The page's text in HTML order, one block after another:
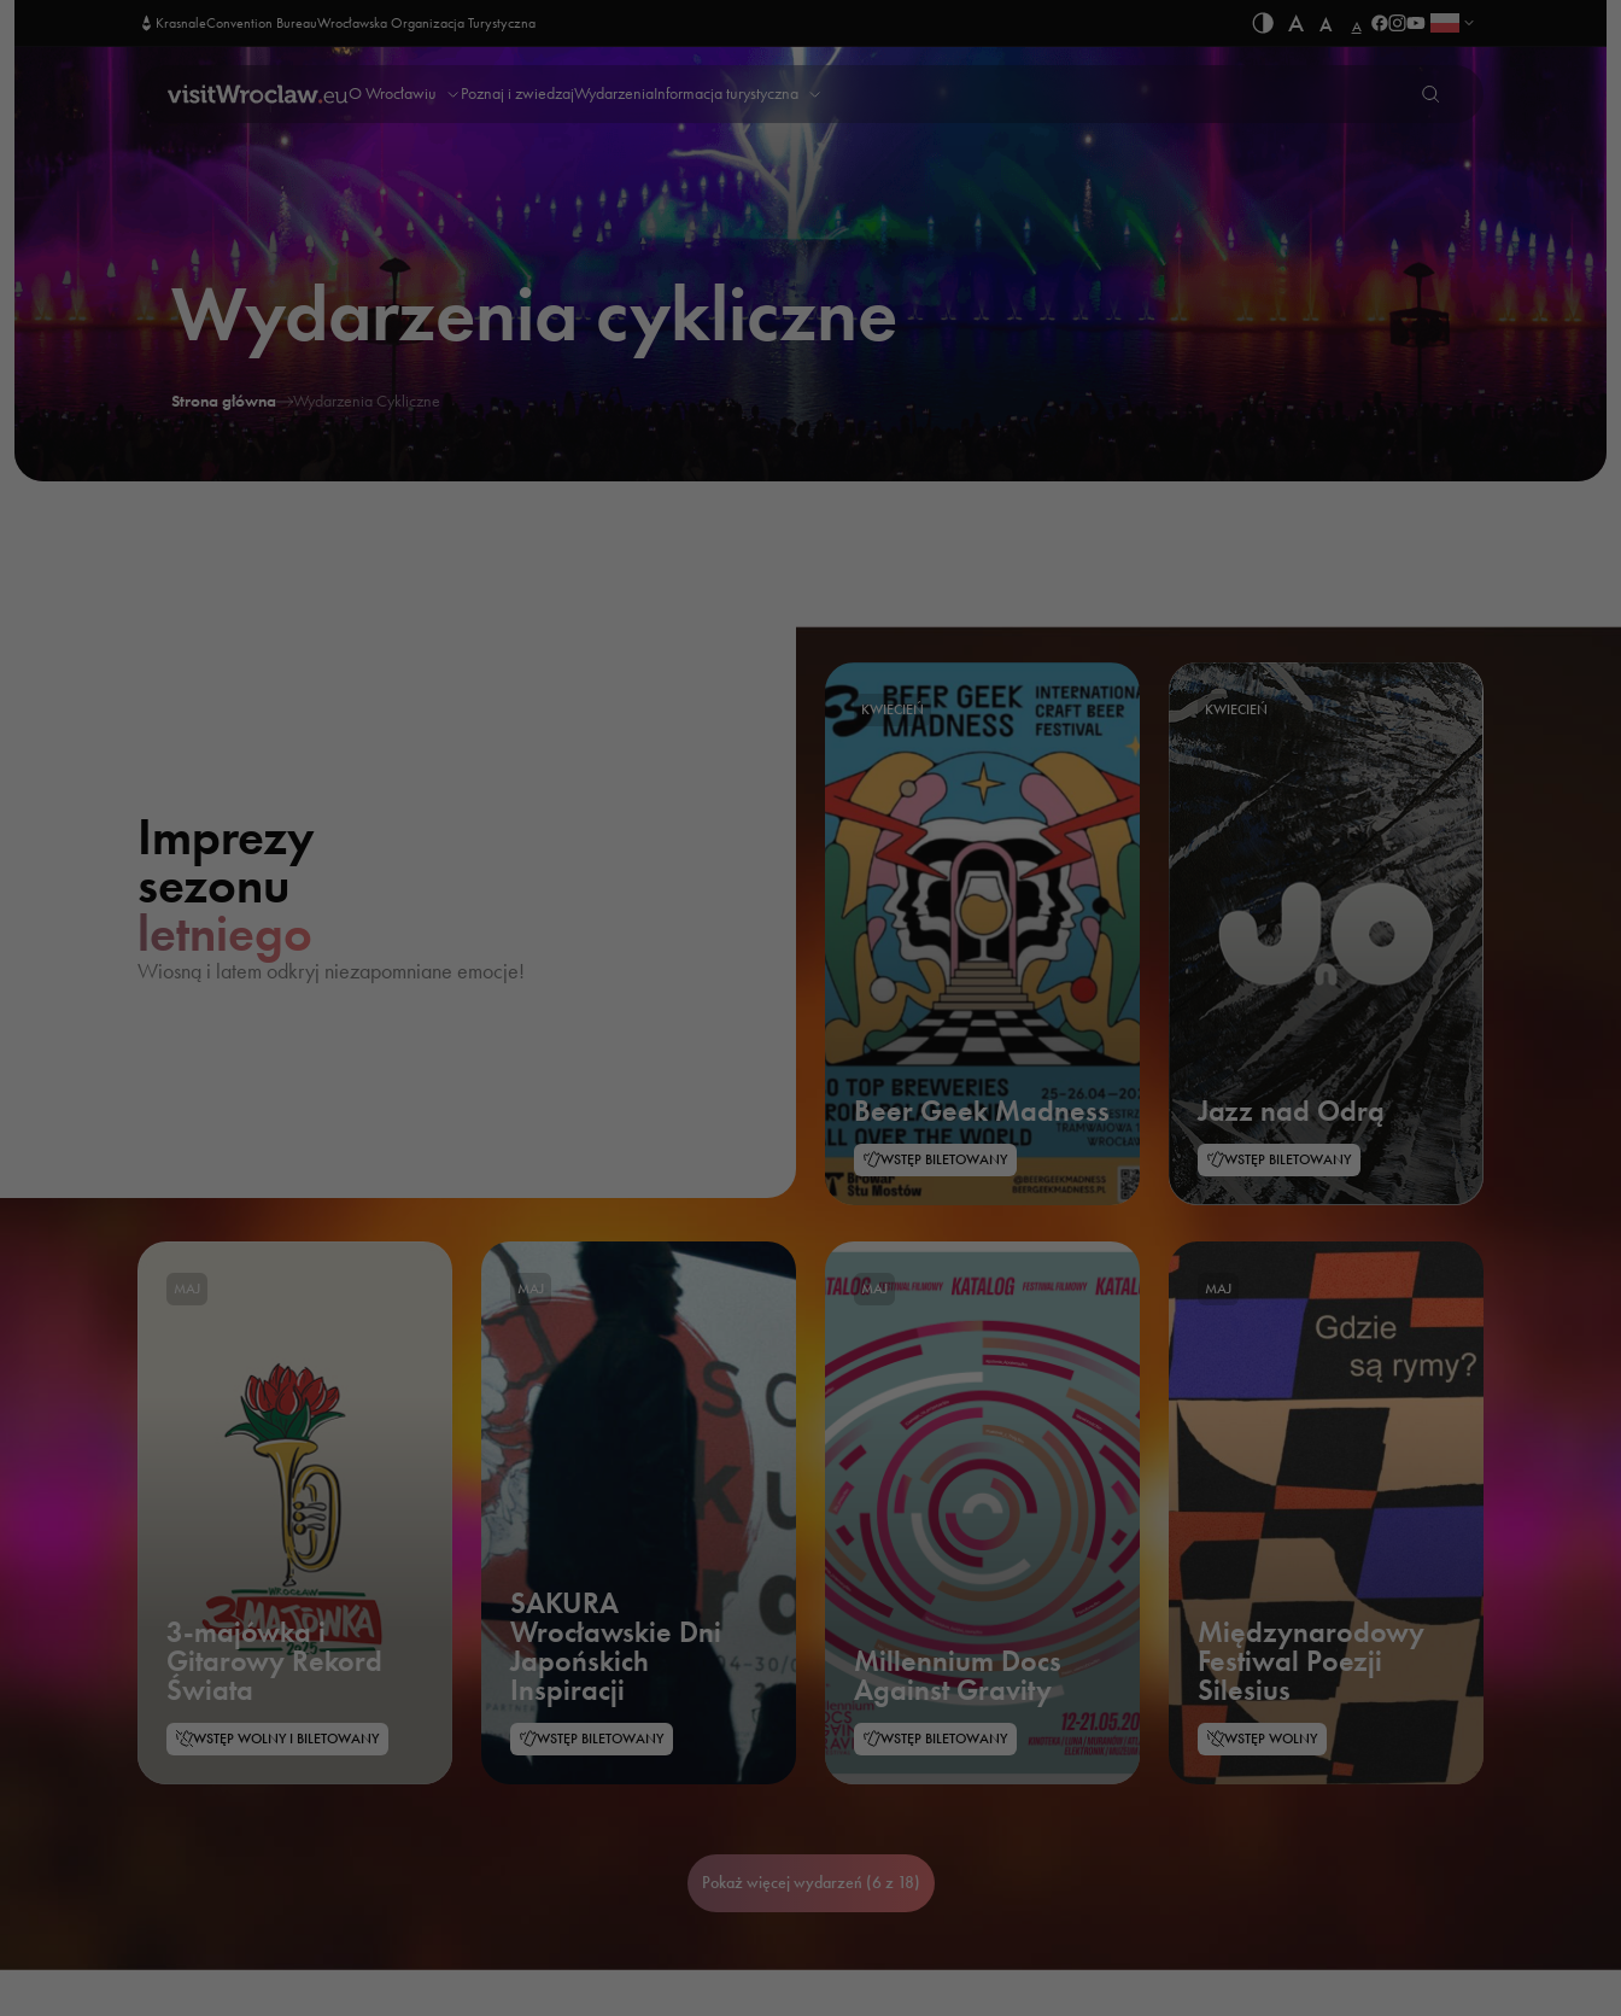
KrasnaleConvention BureauWrocławska Organizacja Turystyczna A A A
O Wrocławiu Poznaj i zwiedzajWydarzeniaInformacja turystyczna
Wydarzenia cykliczne
Strona główna Wydarzenia Cykliczne
Imprezy
sezonu
letniego
Wiosną i latem odkryj niezapomniane emocje!
KWIECIEŃ
Beer Geek Madness
WSTĘP BILETOWANY
KWIECIEŃ
Jazz nad Odrą
WSTĘP BILETOWANY
MAJ
3-majówka i
Gitarowy Rekord
Świata
WSTĘP WOLNY I BILETOWANY
MAJ
SAKURA
Wrocławskie Dni
Japońskich
Inspiracji
WSTĘP BILETOWANY
MAJ
Millennium Docs
Against Gravity
WSTĘP BILETOWANY
MAJ
Międzynarodowy
Festiwal Poezji
Silesius
WSTĘP WOLNY
Pokaż więcej wydarzeń (6 z 18)